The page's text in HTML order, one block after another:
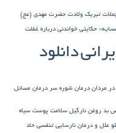
تبریک ولادت حضرت مهدی (عج)
حکایتی خواندنی درباره غفلت
دانلود
مردان درمان شوره سر درمان مسائل
بد روغن نارگیل سلامت پوست سیاه
علل و درمان نارسایی تنفسی حاد